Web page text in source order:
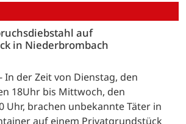
auf
in Niederbrombach
In der Zeit von Dienstag, den
18Uhr bis Mittwoch, den
Uhr, brachen unbekannte Täter in
auf einem Privatgrundstück